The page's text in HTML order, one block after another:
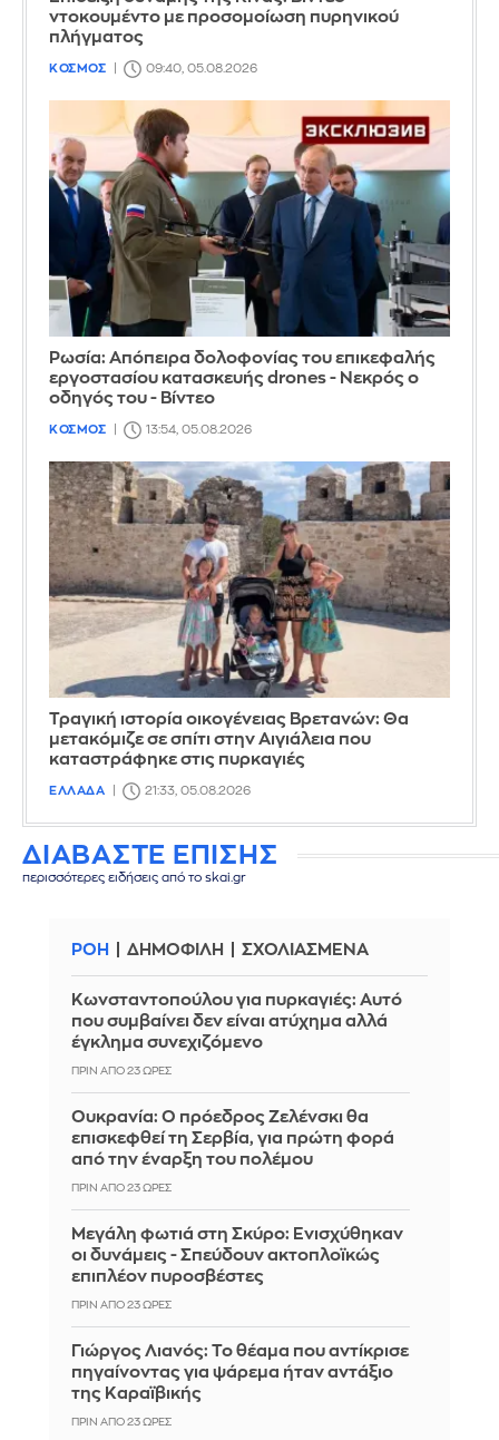
ντοκουμέντο με προσομοίωση πυρηνικού
πλήγματος
ΚΟΣΜΟΣ 09:40, 05.08.2026
Ρωσία: Απόπειρα δολοφονίας του επικεφαλής
εργοστασίου κατασκευής drones - Νεκρός ο
οδηγός του - Βίντεο
ΚΟΣΜΟΣ 13:54, 05.08.2026
Τραγική ιστορία οικογένειας Βρετανών: Θα
μετακόμιζε σε σπίτι στην Αιγιάλεια που
καταστράφηκε στις πυρκαγιές
ΕΛΛΑΔΑ 21:33, 05.08.2026
ΔΙΑΒΑΣΤΕ ΕΠΙΣΗΣ
περισσότερες ειδήσεις από το skai.gr
ΡΟΗ ΔΗΜΟΦΙΛΗ ΣΧΟΛΙΑΣΜΕΝΑ
Κωνσταντοπούλου για πυρκαγιές: Αυτό
που συμβαίνει δεν είναι ατύχημα αλλά
έγκλημα συνεχιζόμενο
ΠΡΙΝ ΑΠΌ 23 ΏΡΕΣ
Ουκρανία: Ο πρόεδρος Ζελένσκι θα
επισκεφθεί τη Σερβία, για πρώτη φορά
από την έναρξη του πολέμου
ΠΡΙΝ ΑΠΌ 23 ΏΡΕΣ
Μεγάλη φωτιά στη Σκύρο: Ενισχύθηκαν
οι δυνάμεις - Σπεύδουν ακτοπλοϊκώς
επιπλέον πυροσβέστες
ΠΡΙΝ ΑΠΌ 23 ΏΡΕΣ
Γιώργος Λιανός: Το θέαμα που αντίκρισε
πηγαίνοντας για ψάρεμα ήταν αντάξιο
της Καραϊβικής
ΠΡΙΝ ΑΠΌ 23 ΏΡΕΣ